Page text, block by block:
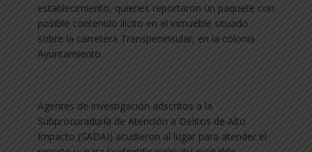
establecimiento, quienes reportaron un paquete con
posible contenido ilícito en el inmueble situado
sobre la carretera Transpeninsular, en la colonia
Ayuntamiento.
Agentes de investigación adscritos a la
Subprocuraduría de Atención a Delitos de Alto
Impacto (SADAI) acudieron al lugar para atender el